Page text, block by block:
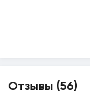
Отзывы (56)